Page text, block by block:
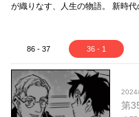
が織りなす、人生の物語。 新時代
86 - 37 36 - 1
第